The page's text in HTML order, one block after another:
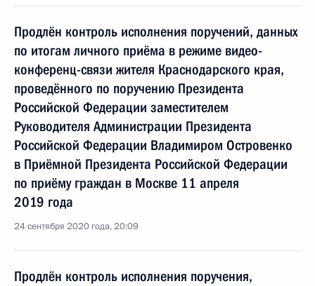
Продлён контроль исполнения поручений, данных
по итогам личного приёма в режиме видео-
конференц-связи жителя Краснодарского края,
проведённого по поручению Президента
Российской Федерации заместителем
Руководителя Администрации Президента
Российской Федерации Владимиром Островенко
в Приёмной Президента Российской Федерации
по приёму граждан в Москве 11 апреля
2019 года
24 сентября 2020 года, 20:09
Продлён контроль исполнения поручения,